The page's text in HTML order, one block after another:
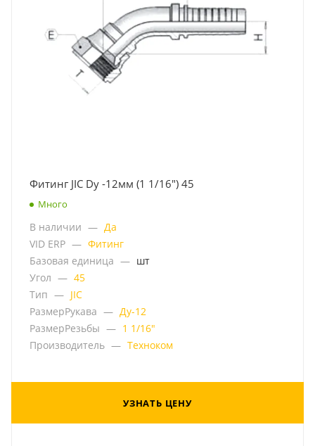
Фитинг JIC Dу -12мм (1 1/16") 45
Много
В наличии — Да
VID ERP — Фитинг
Базовая единица — шт
Угол — 45
Тип — JIC
РазмерРукава — Ду-12
РазмерРезьбы — 1 1/16"
Производитель — Техноком
УЗНАТЬ ЦЕНУ